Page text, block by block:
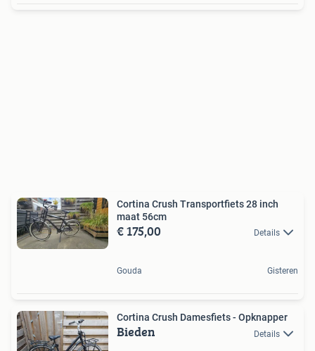
Cortina Crush Transportfiets 28 inch
maat 56cm
€ 175,00 Details
Gouda Gisteren
Cortina Crush Damesfiets - Opknapper
Bieden Details